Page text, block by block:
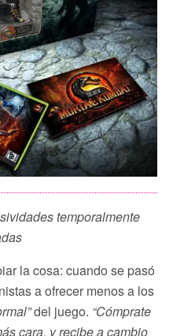
temporalmente
la cosa: cuando se pasó
a ofrecer menos a los
del juego. “Cómprate
cara, y recibe a cambio